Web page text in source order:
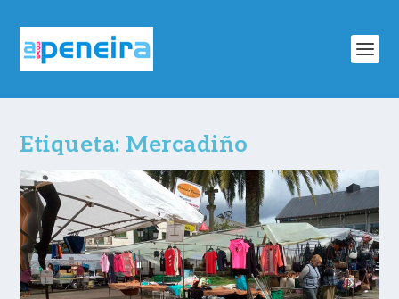
Etiqueta: Mercadiño